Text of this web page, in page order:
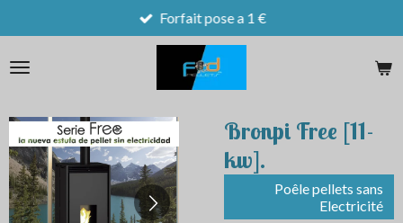
au
contenu
Forfait pose a 1 €
Bronpi Free [11-
kw].
Poêle pellets sans
Electricité